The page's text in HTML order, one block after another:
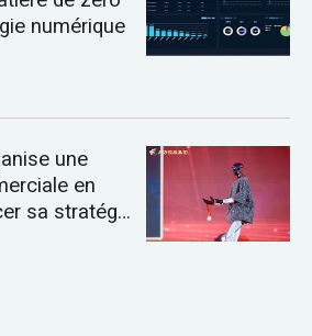
numérique
une
en
sa stratégie